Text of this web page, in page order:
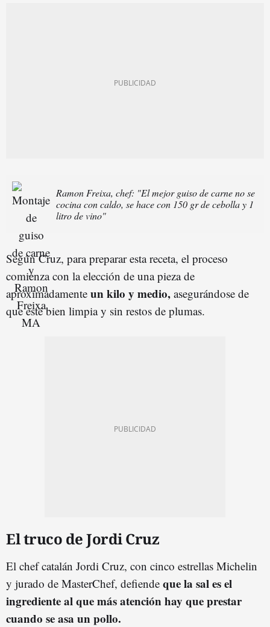
Ramon Freixa, chef: "El mejor guiso de carne no se
cocina con caldo, se hace con 150 gr de cebolla y 1
litro de vino"
Según Cruz, para preparar esta receta, el proceso
comienza con la elección de una pieza de
aproximadamente un kilo y medio, asegurándose de
que esté bien limpia y sin restos de plumas.
El truco de Jordi Cruz
El chef catalán Jordi Cruz, con cinco estrellas Michelin
y jurado de MasterChef, defiende que la sal es el
ingrediente al que más atención hay que prestar
cuando se asa un pollo.